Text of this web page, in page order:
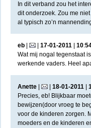
In dit verband zou het
dit onderzoek. Zou me
al typisch zo’n
eb| | 17-01-2011| 10:
Wat mij nogal tegenstaat
werkende vaders. Heel
Anette| | 18-01-2011|
Precies, eb! Blijkbaar
bewijzen(door vroeg te
voor de kinderen zorgen.
moeders en de kinderen